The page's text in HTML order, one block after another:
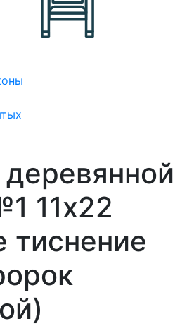
11х22
тиснение